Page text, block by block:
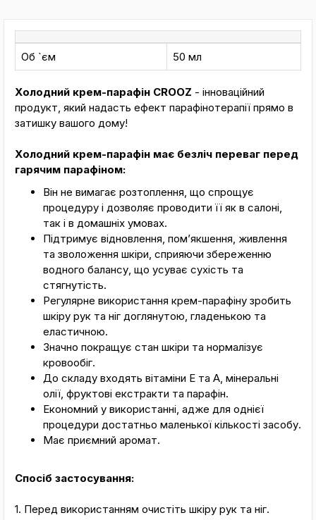
Об `єм 50 мл
Холодний крем-парафін CROOZ - інноваційний
продукт, який надасть ефект парафінотерапії прямо в
затишку вашого дому!
Холодний крем-парафін має безліч переваг перед
гарячим парафіном:
Він не вимагає розтоплення, що спрощує
процедуру і дозволяє проводити її як в салоні,
так і в домашніх умовах.
Підтримує відновлення, помʼякшення, живлення
та зволоження шкіри, сприяючи збереженню
водного балансу, що усуває сухість та
стягнутість.
Регулярне використання крем-парафіну зробить
шкіру рук та ніг доглянутою, гладенькою та
еластичною.
Значно покращує стан шкіри та нормалізує
кровообіг.
До складу входять вітаміни Е та А, мінеральні
олії, фруктові екстракти та парафін.
Економний у використанні, адже для однієї
процедури достатньо маленької кількості засобу.
Має приємний аромат.
Спосіб застосування:
1. Перед використанням очистіть шкіру рук та ніг.